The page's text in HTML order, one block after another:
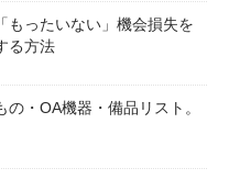
もったいない」機会損失を
る方法
・OA機器・備品リスト。